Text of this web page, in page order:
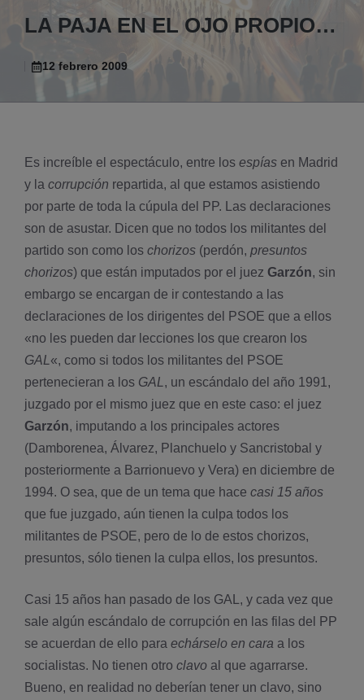
LA PAJA EN EL OJO PROPIO…
12 febrero 2009
Es increíble el espectáculo, entre los espí­as en Madrid
y la corrupción repartida, al que estamos asistiendo
por parte de toda la cúpula del PP. Las declaraciones
son de asustar. Dicen que no todos los militantes del
partido son como los chorizos (perdón, presuntos
chorizos) que están imputados por el juez Garzón, sin
embargo se encargan de ir contestando a las
declaraciones de los dirigentes del PSOE que a ellos
«no les pueden dar lecciones los que crearon los
GAL «, como si todos los militantes del PSOE
pertenecieran a los GAL , un escándalo del año 1991,
juzgado por el mismo juez que en este caso: el juez
Garzón, imputando a los principales actores
(Damborenea, Álvarez, Planchuelo y Sancristobal y
posteriormente a Barrionuevo y Vera) en diciembre de
1994. O sea, que de un tema que hace casi 15 años
que fue juzgado, aún tienen la culpa todos los
militantes de PSOE, pero de lo de estos chorizos,
presuntos, sólo tienen la culpa ellos, los presuntos.
Casi 15 años han pasado de los GAL, y cada vez que
sale algún escándalo de corrupción en las filas del PP
se acuerdan de ello para echárselo en cara a los
socialistas. No tienen otro clavo al que agarrarse.
Bueno, en realidad no deberí­an tener un clavo, sino